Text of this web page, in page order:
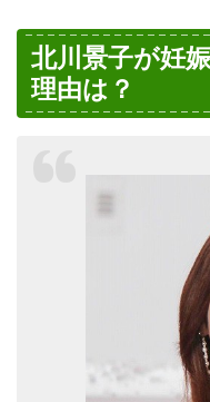
北川景子が妊
理由は？